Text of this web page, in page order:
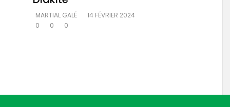
MARTIAL GALÉ
14 FÉVRIER 2024
0
0 0